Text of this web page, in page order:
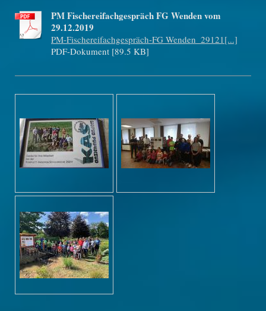
PM Fischereifachgespräch FG Wenden vom
29.12.2019
PM-Fischereifachgespräch-FG Wenden_29121[...]
PDF-Dokument [89.5 KB]